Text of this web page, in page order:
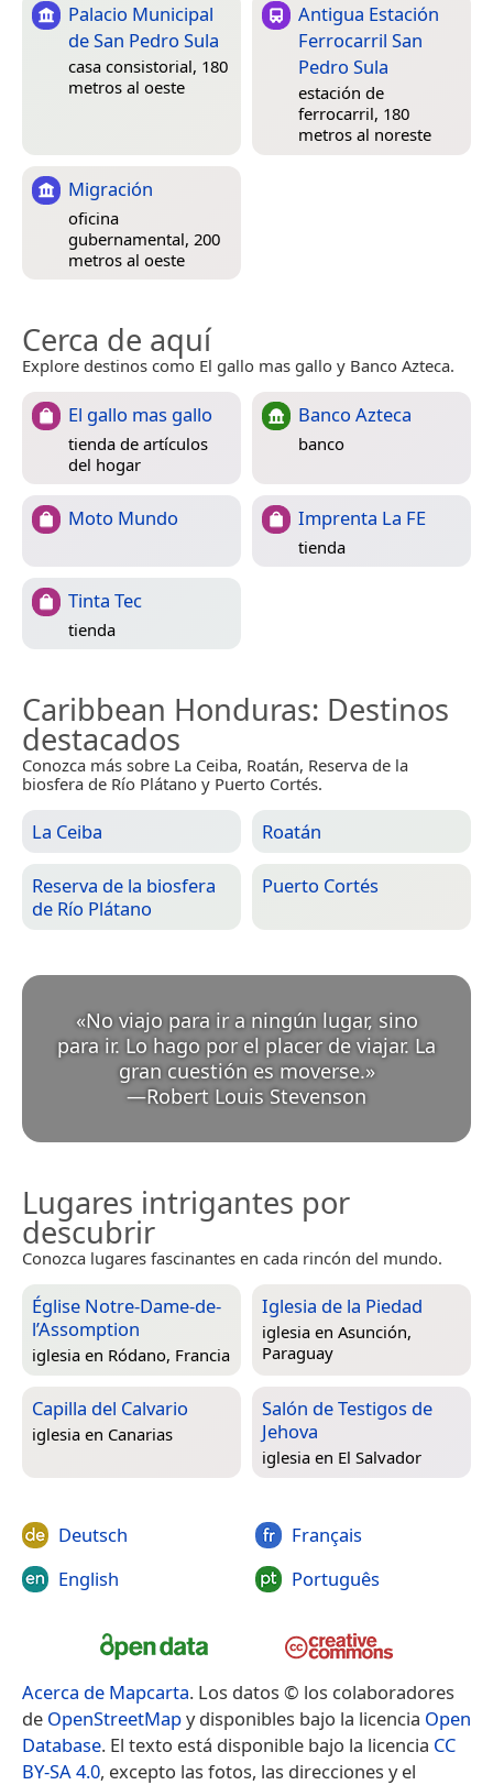
Palacio Municipal
de San Pedro Sula
casa consistorial, 180
metros al oeste
Antigua Estación
Ferrocarril San
Pedro Sula
estación de
ferrocarril, 180
metros al noreste
Migración
oficina
gubernamental, 200
metros al oeste
Cerca de aquí
Explore destinos como El gallo mas gallo y Banco Azteca.
El gallo mas gallo
tienda de artículos
del hogar
Banco Azteca
banco
Moto Mundo Imprenta La FE
tienda
Tinta Tec
tienda
Caribbean Honduras: Destinos
destacados
Conozca más sobre La Ceiba, Roatán, Reserva de la
biosfera de Río Plátano y Puerto Cortés.
La Ceiba Roatán
Reserva de la biosfera
de Río Plátano
Puerto Cortés
«No viajo para ir a ningún lugar, sino
para ir. Lo hago por el placer de viajar. La
gran cuestión es moverse. »
—Robert Louis Stevenson
Lugares intrigantes por
descubrir
Conozca lugares fascinantes en cada rincón del mundo.
Église Notre-Dame-de-
l’Assomption
iglesia en Ródano, Francia
Iglesia de la Piedad
iglesia en Asunción,
Paraguay
Capilla del Calvario
iglesia en Canarias
Salón de Testigos de
Jehova
iglesia en El Salvador
Deutsch
English
Français
Português
Acerca de Mapcarta. Los datos © los colaboradores
de OpenStreetMapy disponibles bajo la licencia Open
Database. El texto está disponible bajo la licencia CC
BY-SA 4.0, excepto las fotos, las direcciones y el